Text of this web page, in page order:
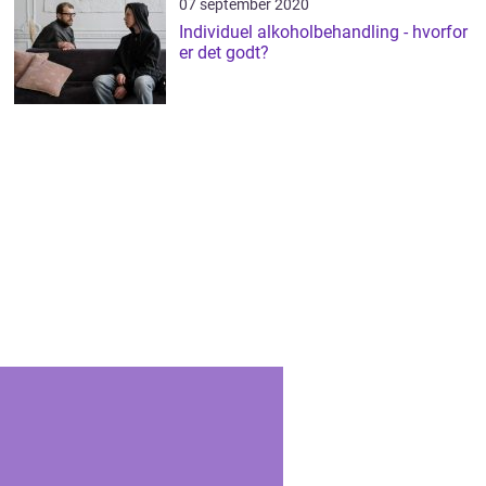
07 september 2020
Individuel alkoholbehandling - hvorfor
er det godt?